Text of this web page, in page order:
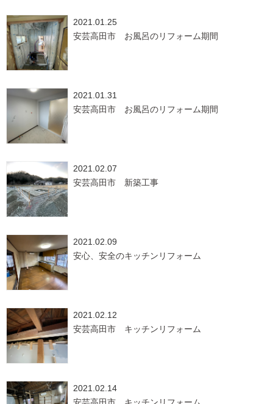
2021.01.25
安芸高田市 お風呂のリフォーム期間
2021.01.31
安芸高田市 お風呂のリフォーム期間
2021.02.07
安芸高田市 新築工事
2021.02.09
安心、安全のキッチンリフォーム
2021.02.12
安芸高田市 キッチンリフォーム
2021.02.14
安芸高田市 キッチンリフォーム